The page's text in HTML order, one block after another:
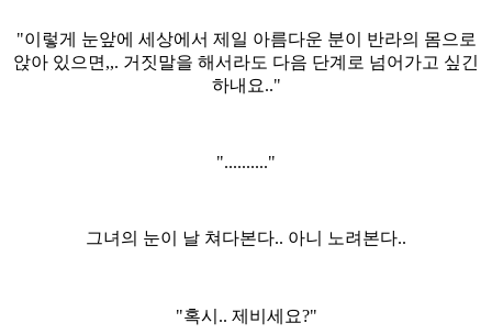
"이렇게 눈앞에 세상에서 제일 아름다운 분이 반라의 몸으로
앉아 있으면,,. 거짓말을 해서라도 다음 단계로 넘어가고 싶긴
하내요.."
".........."
그녀의 눈이 날 쳐다본다.. 아니 노려본다..
"혹시.. 제비세요?"